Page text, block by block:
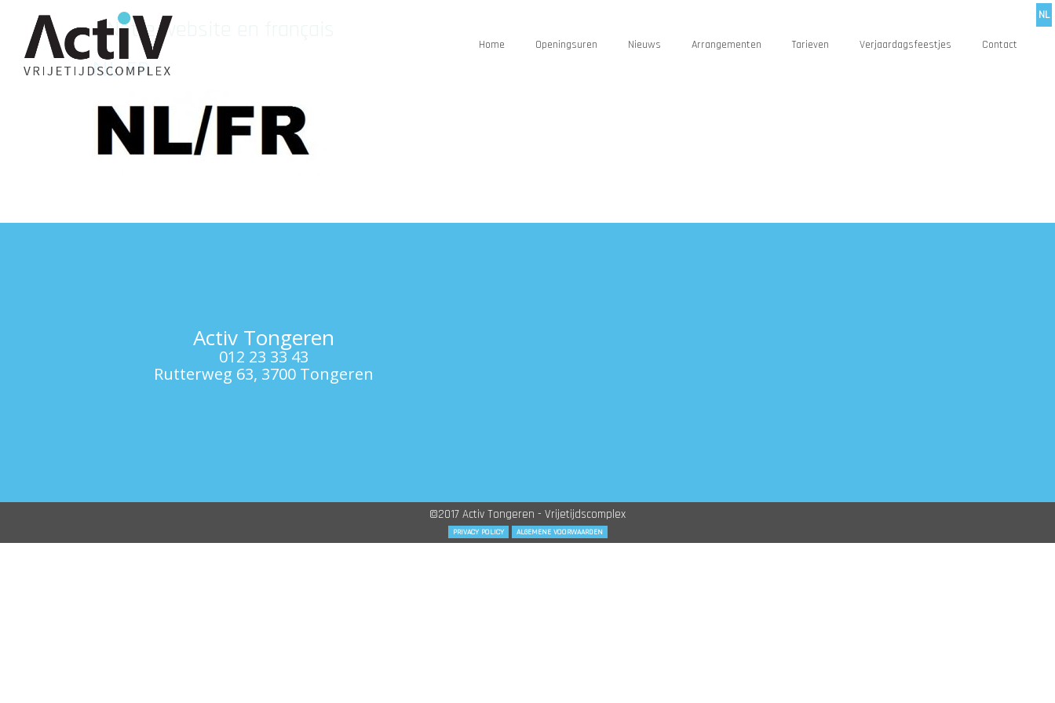
NL
Home Openingsuren Nieuws Arrangementen Tarieven Verjaardagsfeestjes Contact
«Notre website en français
NL-FR
Activ Tongeren
012 23 33 43
Rutterweg 63, 3700 Tongeren
©2017 Activ Tongeren - Vrijetijdscomplex
PRIVACY POLICY ALGEMENE VOORWAARDEN